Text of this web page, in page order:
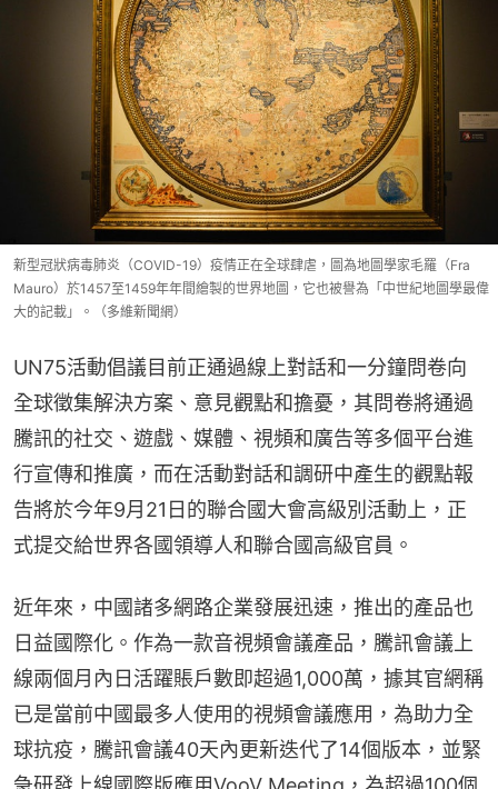
新型冠狀病毒肺炎（COVID-19）疫情正在全球肆虐，圖為地圖學家毛羅（Fra
Mauro）於1457至1459年年間繪製的世界地圖，它也被譽為「中世紀地圖學最偉
大的記載」。（多維新聞網）
UN75活動倡議目前正通過線上對話和一分鐘問卷向
全球徵集解決方案、意見觀點和擔憂，其問卷將通過
騰訊的社交、遊戲、媒體、視頻和廣告等多個平台進
行宣傳和推廣，而在活動對話和調研中產生的觀點報
告將於今年9月21日的聯合國大會高級別活動上，正
式提交給世界各國領導人和聯合國高級官員。
近年來，中國諸多網路企業發展迅速，推出的產品也
日益國際化。作為一款音視頻會議產品，騰訊會議上
線兩個月內日活躍賬戶數即超過1,000萬，據其官網稱
已是當前中國最多人使用的視頻會議應用，為助力全
球抗疫，騰訊會議40天內更新迭代了14個版本，並緊